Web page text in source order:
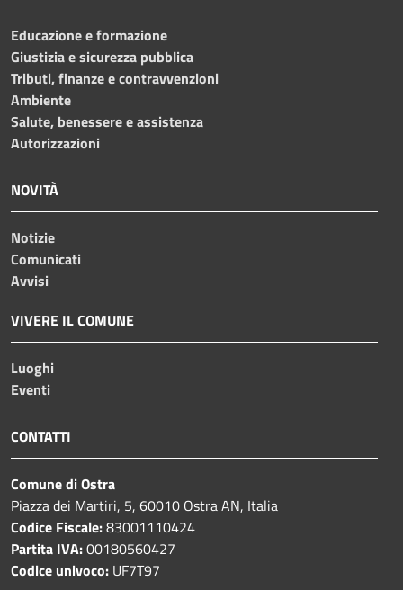
Educazione e formazione
Giustizia e sicurezza pubblica
Tributi, finanze e contravvenzioni
Ambiente
Salute, benessere e assistenza
Autorizzazioni
NOVITÀ
Notizie
Comunicati
Avvisi
VIVERE IL COMUNE
Luoghi
Eventi
CONTATTI
Comune di Ostra
Piazza dei Martiri, 5, 60010 Ostra AN, Italia
Codice Fiscale:83001110424
Partita IVA:00180560427
Codice univoco: UF7T97